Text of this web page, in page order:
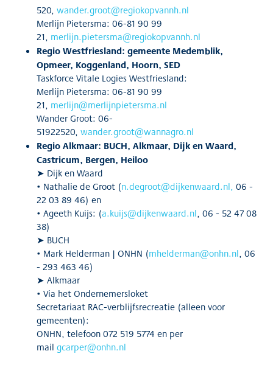
520, wander.groot@regiokopvannh.nl
Merlijn Pietersma: 06-81 90 99
21, merlijn.pietersma@regiokopvannh.nl
Regio Westfriesland: gemeente Medemblik,
Opmeer, Koggenland, Hoorn, SED
Taskforce Vitale Logies Westfriesland:
Merlijn Pietersma: 06-81 90 99
21, merlijn@merlijnpietersma.nl
Wander Groot: 06-
51922520, wander.groot@wannagro.nl
Regio Alkmaar: BUCH, Alkmaar, Dijk en Waard,
Castricum, Bergen, Heiloo
➤ Dijk en Waard
• Nathalie de Groot (n.degroot@dijkenwaard.nl, 06 -
22 03 89 46) en
• Ageeth Kuijs: (a.kuijs@dijkenwaard.nl, 06 - 52 47 08
38)
➤ BUCH
• Mark Helderman | ONHN (mhelderman@onhn.nl, 06
- 293 463 46)
➤ Alkmaar
• Via het Ondernemersloket
Secretariaat RAC-verblijfsrecreatie (alleen voor
gemeenten):
ONHN, telefoon 072 519 5774 en per
mail gcarper@onhn.nl